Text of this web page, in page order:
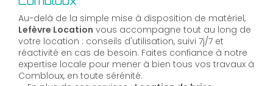
Au-delà de la simple mise à disposition de matériel,
Lefèvre Location vous accompagne tout au long de
votre location : conseils d'utilisation, suivi 7j/7 et
réactivité en cas de besoin. Faites confiance à notre
expertise locale pour mener à bien tous vos travaux à
Combloux, en toute sérénité.